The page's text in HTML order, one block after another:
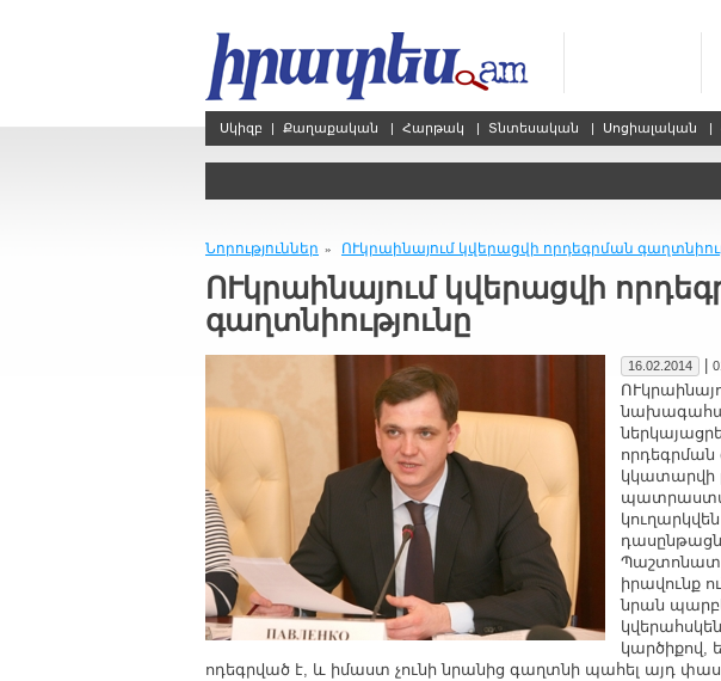
Սկիզբ | Քաղաքական | Հարթակ | Տնտեսական | Սոցիալական |
Նորություններ » ՈՒկրաինայում կվերացվի որդեգրման
ՈՒկրաինայում կվերացվի
գաղտնիությունը
16.02.2014
որդեգրման
կկատարվի
իրավունք
նրան
կարծիքով,
ոդեգրված է, և իմաստ չունի նրանից գաղտնի պահել այդ